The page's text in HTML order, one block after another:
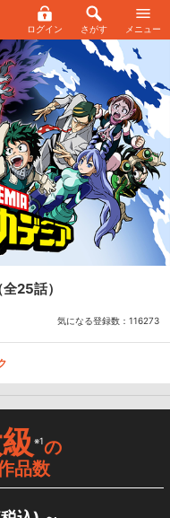
ログイン さがす メニュー
全25話）
気になる登録数： 116273
※1の
品数